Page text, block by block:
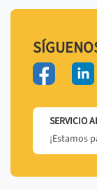
SERVICIO
¡Estamos